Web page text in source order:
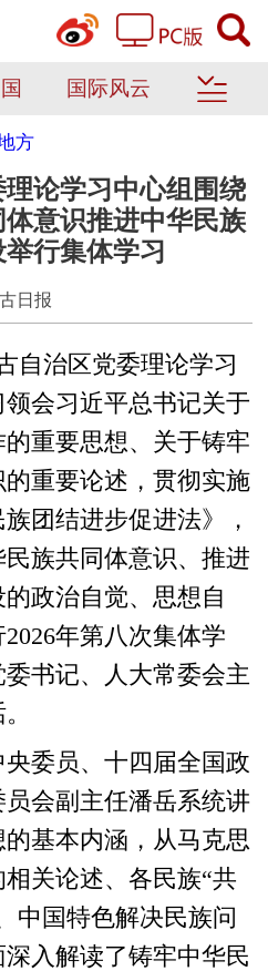
国际风云
方
论学习中心组围绕
意识推进中华民族
行集体学习
日报
治区党委理论学习
会习近平总书记关于
重要思想、关于铸牢
重要论述，贯彻实施
团结进步促进法》，
族共同体意识、推进
政治自觉、思想自
年第八次集体学
书记、人大常委会主
委员、十四届全国政
会副主任潘岳系统讲
基本内涵，从马克思
关论述、各民族“共
中国特色解决民族问
入解读了铸牢中华民